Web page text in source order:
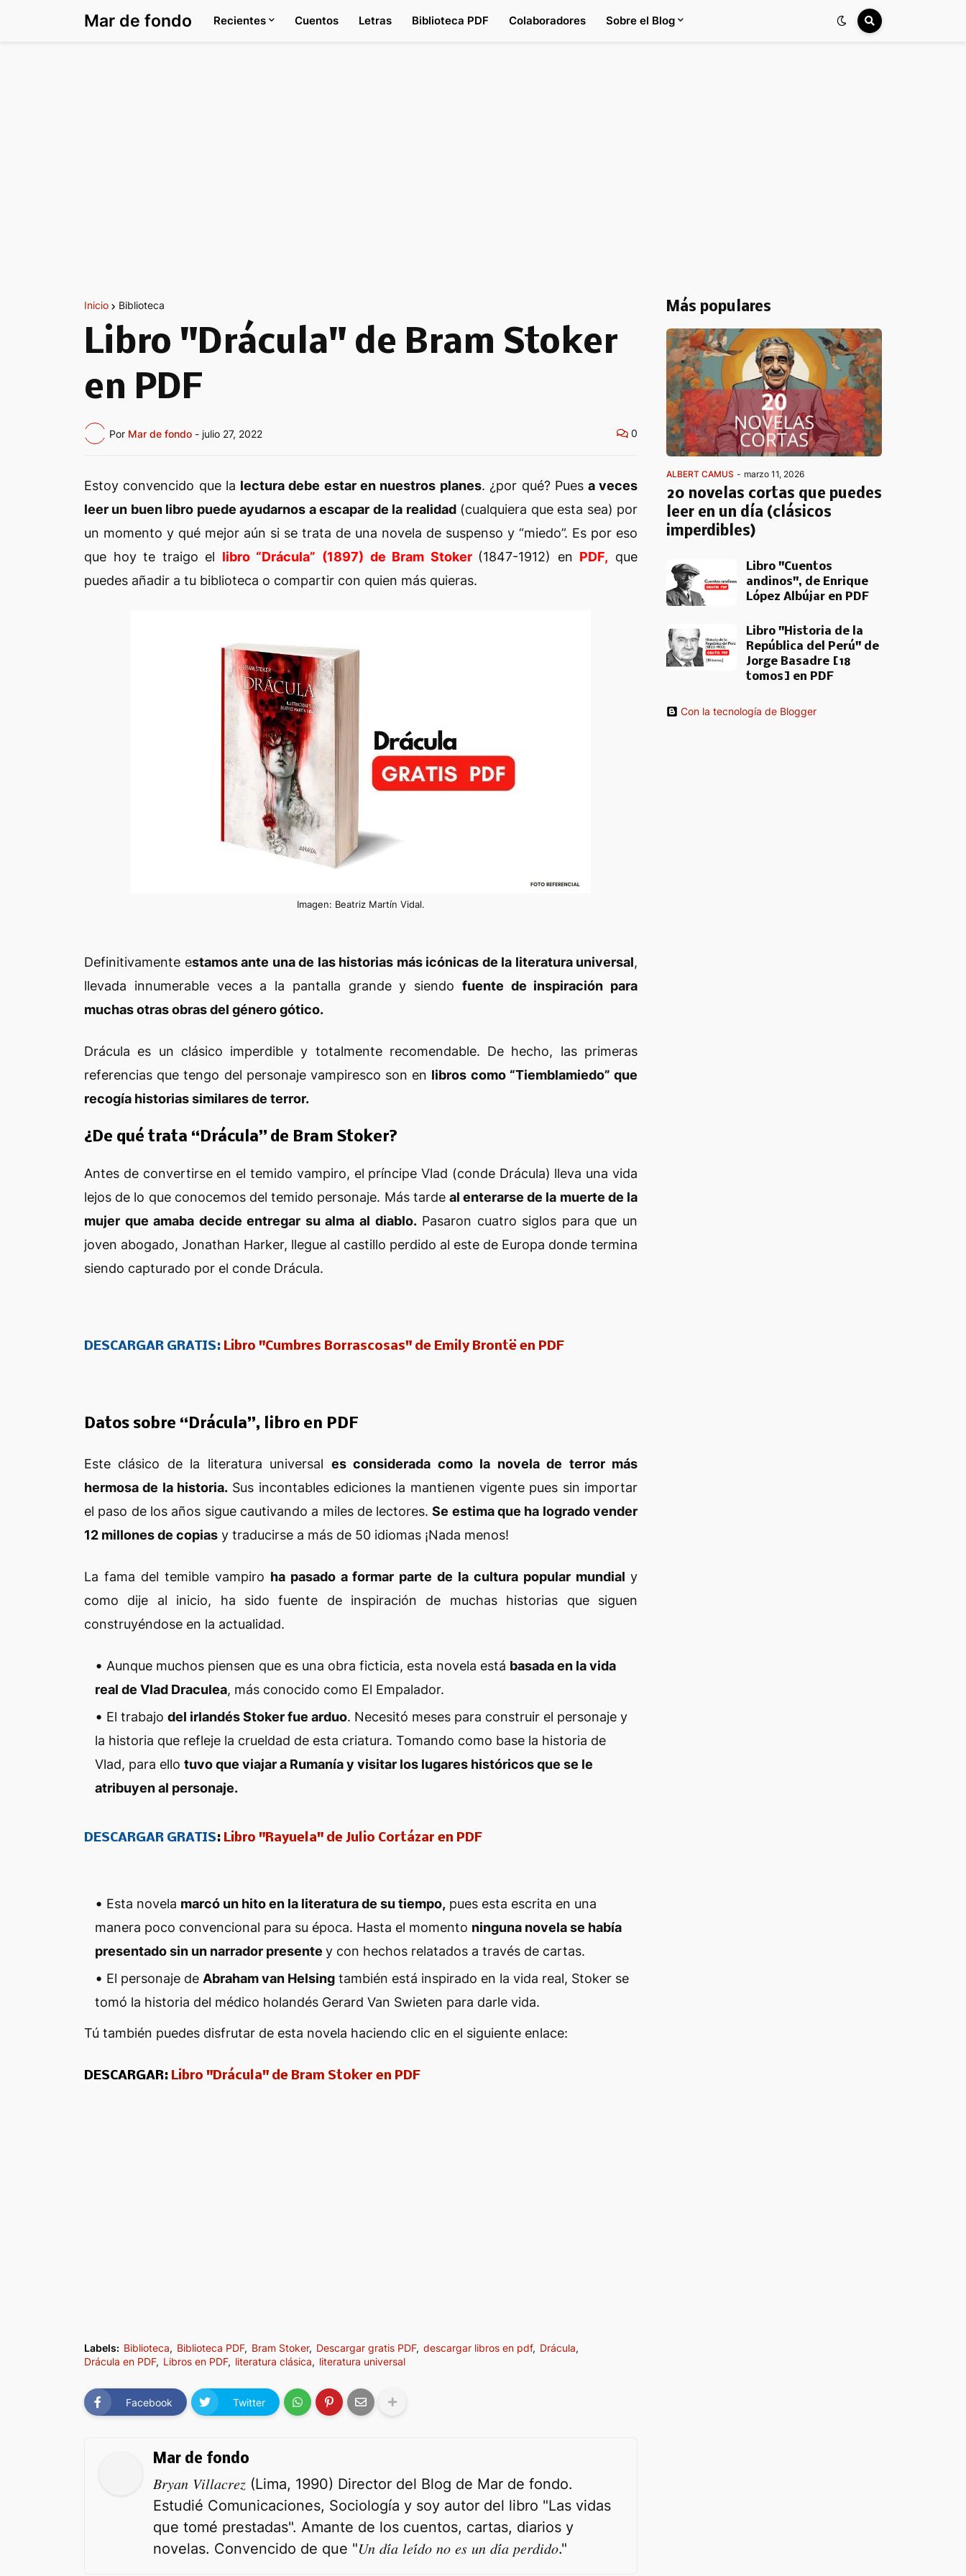
Mar de fondo Recientes Cuentos Letras Biblioteca PDF Colaboradores Sobre el Blog
Inicio Biblioteca
Libro "Drácula" de Bram Stoker
en PDF
Por Mar de fondo - julio 27, 2022 0
Estoy convencido que la lectura debe estar en nuestros planes. ¿por qué? Pues a veces
leer un buen libro puede ayudarnos a escapar de la realidad(cualquiera que esta sea) por
un momento y qué mejor aún si se trata de una novela de suspenso y “miedo”. Es por eso
que hoy te traigo el libro “Drácula” (1897) de Bram Stoker (1847-1912) en PDF, que
puedes añadir a tu biblioteca o compartir con quien más quieras.
Imagen: Beatriz Martín Vidal.
Definitivamente estamos ante una de las historias más icónicas de la literatura universal,
llevada innumerable veces a la pantalla grande y siendo fuente de inspiración para
muchas otras obras del género gótico.
Drácula es un clásico imperdible y totalmente recomendable. De hecho, las primeras
referencias que tengo del personaje vampiresco son en libros como “Tiemblamiedo” que
recogía historias similares de terror.
¿De qué trata “Drácula” de Bram Stoker?
Antes de convertirse en el temido vampiro, el príncipe Vlad (conde Drácula) lleva una vida
lejos de lo que conocemos del temido personaje. Más tarde al enterarse de la muerte de la
mujer que amaba decide entregar su alma al diablo.Pasaron cuatro siglos para que un
joven abogado, Jonathan Harker, llegue al castillo perdido al este de Europa donde termina
siendo capturado por el conde Drácula.
DESCARGAR GRATIS: Libro "Cumbres Borrascosas" de Emily Brontë en PDF
Datos sobre “Drácula”, libro en PDF
Este clásico de la literatura universal es considerada como la novela de terror más
hermosa de la historia. Sus incontables ediciones la mantienen vigente pues sin importar
el paso de los años sigue cautivando a miles de lectores.Se estima que ha logrado vender
12 millones de copias y traducirse a más de 50 idiomas ¡Nada menos!
La fama del temible vampiro ha pasado a formar parte de la cultura popular mundialy
como dije al inicio, ha sido fuente de inspiración de muchas historias que siguen
construyéndose en la actualidad.
Aunque muchos piensen que es una obra ficticia, esta novela está basada en la vida
real de Vlad Draculea, más conocido como El Empalador.
El trabajo del irlandés Stoker fue arduo. Necesitó meses para construir el personaje y
la historia que refleje la crueldad de esta criatura. Tomando como base la historia de
Vlad, para ello tuvo que viajar a Rumanía y visitar los lugares históricosque se le
atribuyen al personaje.
DESCARGAR GRATIS: Libro "Rayuela" de Julio Cortázar en PDF
Esta novela marcó un hito en la literatura de su tiempo, pues esta escrita en una
manera poco convencional para su época. Hasta el momento ninguna novela se había
presentado sin un narrador presente y con hechos relatados a través de cartas.
El personaje de Abraham van Helsing también está inspirado en la vida real, Stoker se
tomó la historia del médico holandés Gerard Van Swieten para darle vida.
Tú también puedes disfrutar de esta novela haciendo clic en el siguiente enlace:
DESCARGAR: Libro "Drácula" de Bram Stoker en PDF
Labels: Biblioteca Biblioteca PDF Bram Stoker Descargar gratis PDF descargar libros en pdf
Drácula
Drácula en PDF
Libros en PDF literatura clásica literatura universal
Facebook Twitter
Mar de fondo
𝐵𝑟𝑦𝑎𝑛 𝑉𝑖𝑙𝑙𝑎𝑐𝑟𝑒𝑧 (Lima, 1990) Director del Blog de Mar de fondo.
Estudié Comunicaciones, Sociología y soy autor del libro "Las vidas
que tomé prestadas". Amante de los cuentos, cartas, diarios y
novelas. Convencido de que "𝑈𝑛 𝑑𝑖́𝑎 𝑙𝑒𝑖́𝑑𝑜 𝑛𝑜 𝑒𝑠 𝑢𝑛 𝑑𝑖́𝑎 𝑝𝑒𝑟𝑑𝑖𝑑𝑜."
Más populares
ALBERT CAMUS - marzo 11, 2026
20 novelas cortas que puedes
leer en un día (clásicos
imperdibles)
Libro "Cuentos
andinos", de Enrique
López Albújar en PDF
Libro "Historia de la
República del Perú" de
Jorge Basadre [18
tomos] en PDF
Con la tecnología de Blogger